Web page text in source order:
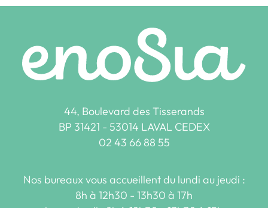
44, Boulevard des Tisserands
BP 31421 - 53014 LAVAL CEDEX
02 43 66 88 55
Nos bureaux vous accueillent du lundi au jeudi :
8h à 12h30 - 13h30 à 17h